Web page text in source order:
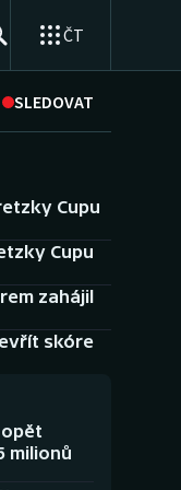
ČT
SLEDOVAT
Cupu
Cupu
zahájil
skóre
milionů